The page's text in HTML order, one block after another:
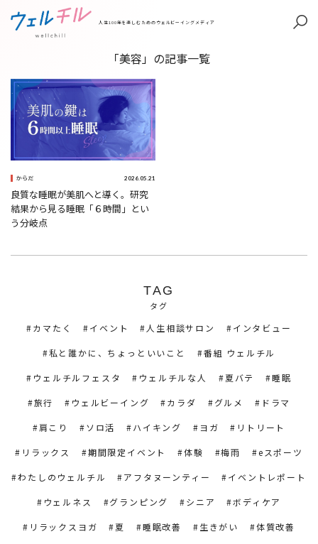
人生100年を楽しむためのウェルビーイングメディア
「美容」の記事一覧
からだ 2026.05.21
良質な睡眠が美肌へと導く。研究
結果から見る睡眠「６時間」とい
う分岐点
TAG
タグ
カマたく イベント 人生相談サロン インタビュー
私と誰かに、ちょっといいこと 番組 ウェルチル
ウェルチルフェスタ ウェルチルな人 夏バテ 睡眠
旅行 ウェルビーイング カラダ グルメ ドラマ
肩こり ソロ活 ハイキング ヨガ リトリート
リラックス 期間限定イベント 体験 梅雨 eスポーツ
わたしのウェルチル アフタヌーンティー イベントレポート
ウェルネス グランピング シニア ボディケア
リラックスヨガ 夏 睡眠改善 生きがい 体質改善